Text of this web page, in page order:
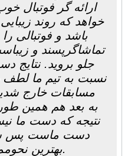
ارائه گر فوتبال
خواهد که روند
باشد و فوتبالی
تماشاگرپسند و
جلو بروید. نتایج
نسبت به تیم ما لطف
مسابقات خارج
به بعد هم همین
نتیجه که دست ما
دست ماست پس
بهترین نحوممکن آن را انجام دهیم.